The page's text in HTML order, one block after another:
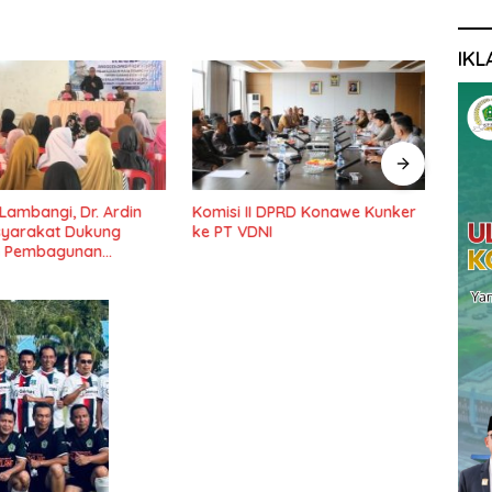
Dr. Ardin
Dukung
Komisi II DPRD Konawe Kunker
ke PT VDNI